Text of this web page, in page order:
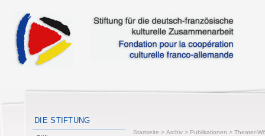
DIE STIFTUNG
Startseite > Archiv > Publikationen > Theater-